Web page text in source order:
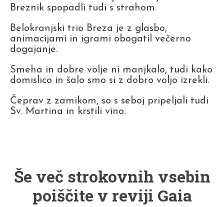
Breznik spopadli tudi s strahom.
Belokranjski trio Breza je z glasbo,
animacijami in igrami obogatil večerno
dogajanje.
Smeha in dobre volje ni manjkalo, tudi kako
domislico in šalo smo si z dobro voljo izrekli.
Čeprav z zamikom, so s seboj pripeljali tudi
Sv. Martina in krstili vino.
Še več strokovnih vsebin
poiščite v reviji Gaia